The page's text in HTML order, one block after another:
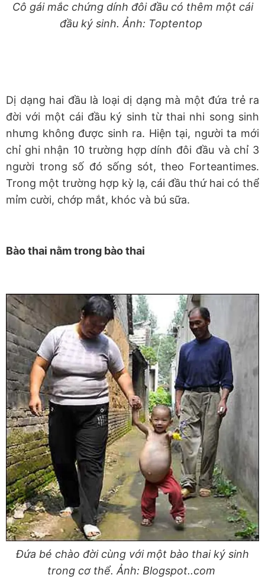
Cô gái mắc chứng dính đôi đầu có thêm một cái
đầu ký sinh. Ảnh: Toptentop
Dị dạng hai đầu là loại dị dạng mà một đứa trẻ ra
đời với một cái đầu ký sinh từ thai nhi song sinh
nhưng không được sinh ra. Hiện tại, người ta mới
chỉ ghi nhận 10 trường hợp dính đôi đầu và chỉ 3
người trong số đó sống sót, theo Forteantimes.
Trong một trường hợp kỳ lạ, cái đầu thứ hai có thể
mỉm cười, chớp mắt, khóc và bú sữa.
Bào thai nằm trong bào thai
Đứa bé chào đời cùng với một bào thai ký sinh
trong cơ thể. Ảnh: Blogspot..com